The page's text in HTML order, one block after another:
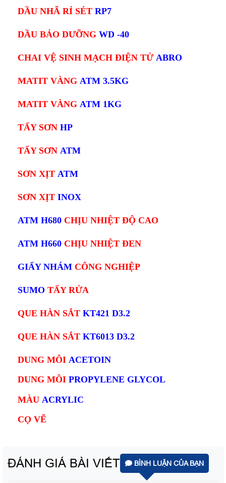
DẦU NHÃ RỈ SÉT RP7
DẦU BẢO DƯỠNG WD -40
CHAI VỆ SINH MẠCH ĐIỆN TỬ ABRO
MATIT VÀNG ATM 3.5KG
MATIT VÀNG ATM 1KG
TẨY SƠN HP
TẨY SƠN ATM
SƠN XỊT ATM
SƠN XỊT INOX
ATM H680 CHỊU NHIỆT ĐỘ CAO
ATM H660 CHỊU NHIỆT ĐEN
GIẤY NHÁM CÔNG NGHIỆP
SUMO TẨY RỬA
QUE HÀN SẮT KT421 D3.2
QUE HÀN SẮT KT6013 D3.2
DUNG MÔI ACETOIN
DUNG MÔI PROPYLENE GLYCOL
MÀU ACRYLIC
CỌ VẼ
ĐÁNH GIÁ BÀI VIẾT BÌNH LUẬN CỦA BẠN